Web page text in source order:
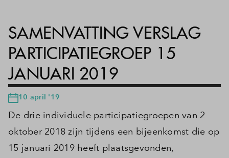
SAMENVATTING VERSLAG
PARTICIPATIEGROEP 15
JANUARI 2019
10 april '19
De drie individuele participatiegroepen van 2
oktober 2018 zijn tijdens een bijeenkomst die op
15 januari 2019 heeft plaatsgevonden,